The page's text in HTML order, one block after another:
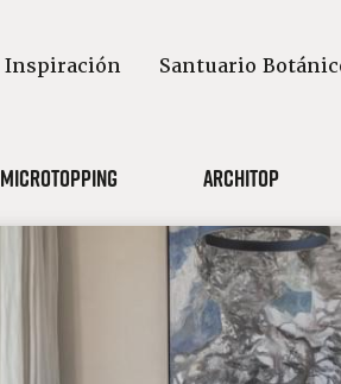
Inspiración Santuario
Microtopping Architop